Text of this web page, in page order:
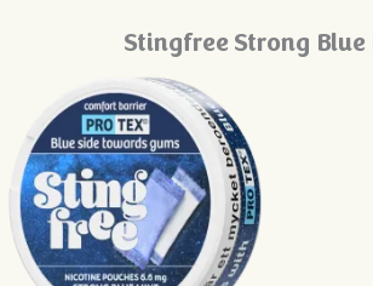
Stingfree Strong Blue